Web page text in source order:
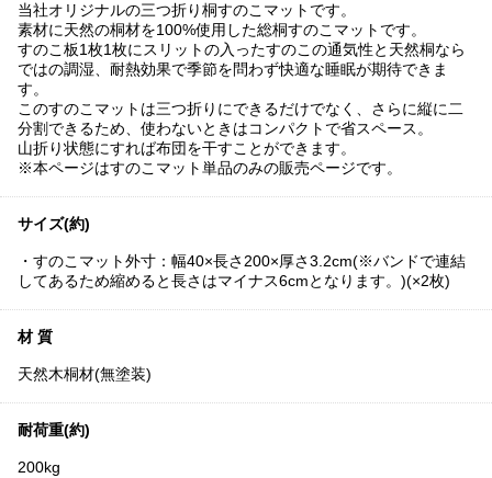
当社オリジナルの三つ折り桐すのこマットです。
素材に天然の桐材を100%使用した総桐すのこマットです。
すのこ板1枚1枚にスリットの入ったすのこの通気性と天然桐なら
ではの調湿、耐熱効果で季節を問わず快適な睡眠が期待できま
す。
このすのこマットは三つ折りにできるだけでなく、さらに縦に二
分割できるため、使わないときはコンパクトで省スペース。
山折り状態にすれば布団を干すことができます。
※本ページはすのこマット単品のみの販売ページです。
サイズ(約)
・すのこマット外寸：幅40×長さ200×厚さ3.2cm(※バンドで連結
してあるため縮めると長さはマイナス6cmとなります。)(×2枚)
材 質
天然木桐材(無塗装)
耐荷重(約)
200kg